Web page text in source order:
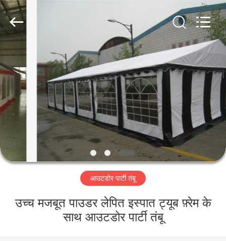
घर
उत्पाद
हमारे
में
भ्रमण
Silk
Road
Enterprise
Management
Services
Co.,LTD.
All
Reserved.
आउटडोर पार्टी तंबू
उच्च मजबूत पाउडर लेपित इस्पात ट्यूब फ़्रेम के
साथ आउटडोर पार्टी तंबू